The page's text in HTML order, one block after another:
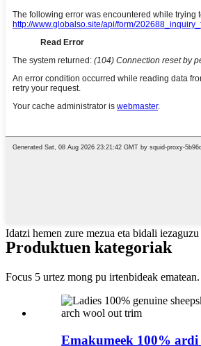
Idatzi hemen zure mezua eta bidali iezaguzu
Produktuen kategoriak
Focus 5 urtez mong pu irtenbideak ematean.
Emakumeek 100%